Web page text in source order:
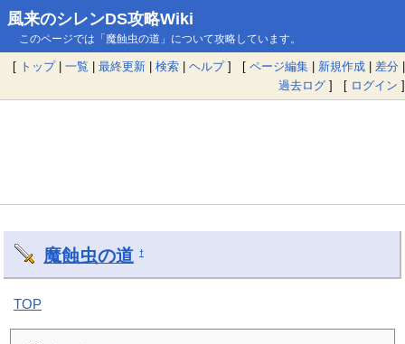
風来のシレンDS攻略Wiki
このページでは「魔蝕虫の道」について攻略しています。
[ トップ| 一覧 | 最終更新 | 検索 | ヘルプ] [ ページ編集 | 新規作成 | 差分 |
過去ログ ] [ ログイン ]
魔蝕虫の道 †
TOP